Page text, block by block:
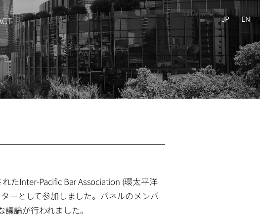
JP EN
たInter-Pacific Bar Association (環太平洋
ーとして参加しました。パネルのメンバ
論が行われました。